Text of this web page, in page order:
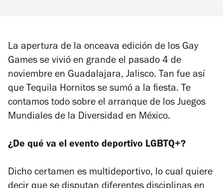
La apertura de la onceava edición de los Gay
Games se vivió en grande el pasado 4 de
noviembre en Guadalajara, Jalisco. Tan fue así
que Tequila Hornitos se sumó a la fiesta. Te
contamos todo sobre el arranque de los Juegos
Mundiales de la Diversidad en México.
¿De qué va el evento deportivo LGBTQ+?
Dicho certamen es multideportivo, lo cual quiere